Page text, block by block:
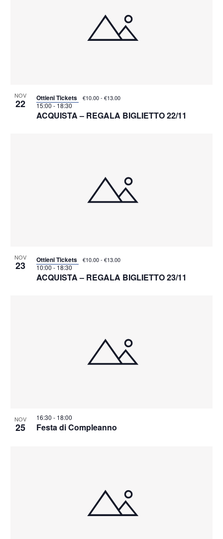
NOV
22
ACQUISTA – REGALA BIGLIETTO 22/11
15:00-18:30
Ottieni Tickets €10.00 - €13.00
NOV
23
ACQUISTA – REGALA BIGLIETTO 23/11
10:00-18:30
Ottieni Tickets €10.00 - €13.00
NOV
25 Festa di Compleanno
16:30 - 18:00